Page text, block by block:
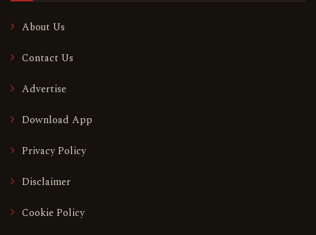
About Us
Contact Us
Advertise
Download App
Privacy Policy
Disclaimer
Cookie Policy